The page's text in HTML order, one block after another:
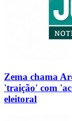
Zema chama
'traição' com
eleitoral